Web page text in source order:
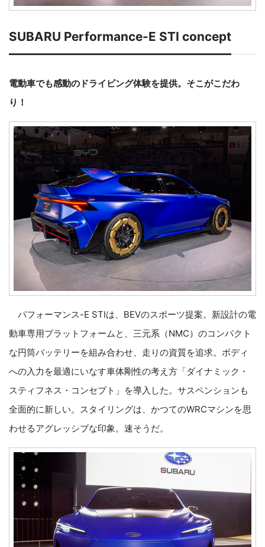
SUBARU Performance-E STI concept
電動車でも感動のドライビング体験を提供。そこがこだわ
り！
パフォーマンス-E STIは、BEVのスポーツ提案。新設計の電
動車専用プラットフォームと、三元系（NMC）のコンパクト
な円筒バッテリーを組み合わせ、走りの資質を追求。ボディ
への入力を最適にいなす車体剛性の考え方「ダイナミック・
スティフネス・コンセプト」を導入した。サスペンションも
全面的に新しい。スタイリングは、かつてのWRCマシンを思
わせるアグレッシブな印象。速そうだ。